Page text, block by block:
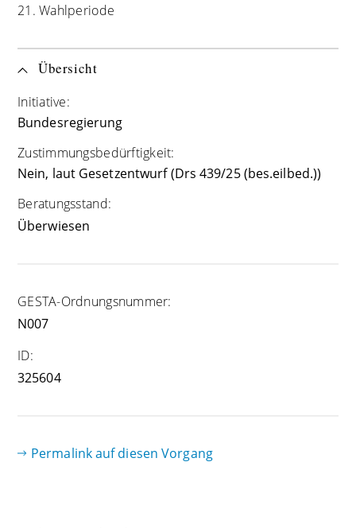
21. Wahlperiode
Übersicht
Initiative:
Bundesregierung
Zustimmungsbedürftigkeit:
Nein, laut Gesetzentwurf (Drs 439/25 (bes.eilbed.))
Beratungsstand:
Überwiesen
GESTA-Ordnungsnummer:
N007
ID:
325604
Permalink auf diesen Vorgang